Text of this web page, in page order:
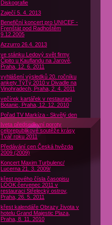
Diskografie
Zaječí 5. 4. 2013
Benefiční koncert pro UNICEF -
Frenštát pod Radhoštěm
9.12.2005
Azzurro 26.4. 2013
ve stánku Ledový svět firmy
Čipito u Kauflandu na Jarově,
Praha, 12. 6. 2011
vyhlášení výsledků 20. ročníku
ankety TýTý 2010 v Divadle na
Vinohradech, Praha, 2. 4. 2011
večírek kartářek v restauraci
Botanic, Praha, 12. 12. 2010
Pořad TV Markíza - Skvělý den
Iveta předsedkyní poroty
celorepublikové soutěže krásy
Tvář roku 2011
Předávání cen Česká hvězda
2009 (2009)
Koncert Maxim Turbulenc/
Lucerna 21. 3. 2009/
křest nového čísla časopisu
LOOK červenec 2011 v
restauraci Střelecký ostrov,
Praha, 26. 5. 2011
křest kalendáře Obrazy života v
hotelu Grand Majestic Plaza,
Praha, 8. 11. 2010